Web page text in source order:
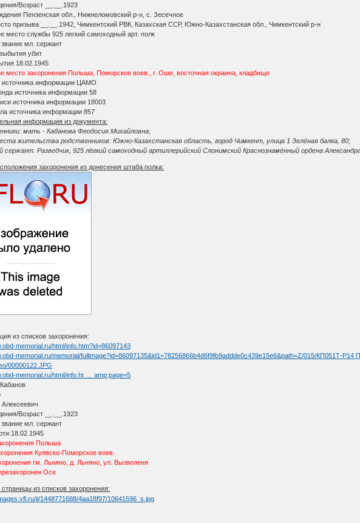
Возраст __.__.1923
Пензенская обл., Нижнеломовский р-н, с. Зесечное
призыва __.__.1942, Чимкентский РВК, Казахская ССР, Южно-Казахстанская обл., Чимкентский р-н
место службы 925 легкий самоходный арт. полк
звание мл. сержант
убит
18.02.1945
место захоронения Польша, Поморское воев., г. Оше, восточная окраина, кладбище
источника информации ЦАМО
источника информации 58
источника информации 18003
источника информации 857
информация из документа:
мать - Кабанова Феодосия Михайловна;
жительства родственников: Южно-Казахстанская область, город Чимкент, улица 1 Зелёная балка, 80;
сержант. Разведчик, 925 лёгкий самоходный артиллерийский Слонимский Краснознамённый ордена
захоронения из донесения штаба полка:
из списков захоронения:
memorial.ru/html/info.htm?id=86097143
memorial.ru/memorial/fullimage?id=86097135&id1=78256866b4d6f9fb9addde0c439e15e6&path=Z/015/КП051Т-
00000122.JPG
memorial.ru/html/info.ht … amp;page=5
Возраст __.__.1923
звание мл. сержант
18.02.1945
Польша
Куявско-Поморское воев.
гм. Льняно, д. Льняно, ул. Вызволеня
Осе
из списков захоронения: